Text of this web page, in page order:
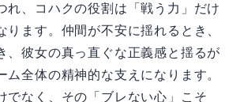
れ、コハクの役割は「戦う力」だけ
ります。仲間が不安に揺れるとき、
、彼女の真っ直ぐな正義感と揺るが
ム全体の精神的な支えになります。
でなく、その「ブレない心」こそ